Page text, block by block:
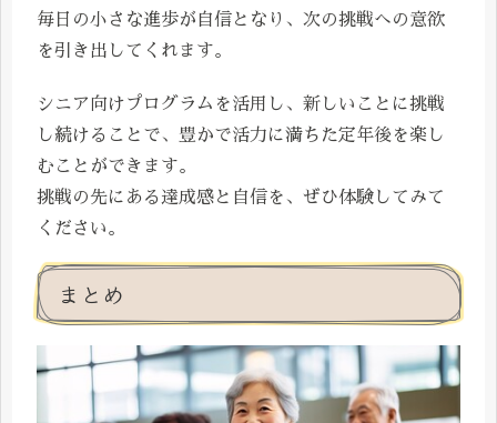
毎日の小さな進歩が自信となり、次の挑戦への意欲
を引き出してくれます。
シニア向けプログラムを活用し、新しいことに挑戦
し続けることで、豊かで活力に満ちた定年後を楽し
むことができます。
挑戦の先にある達成感と自信を、ぜひ体験してみて
ください。
まとめ